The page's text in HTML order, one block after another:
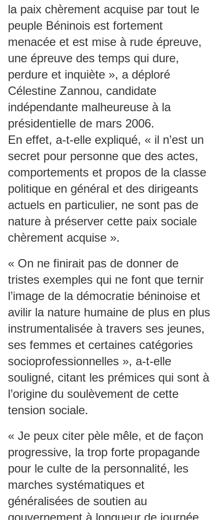
la paix chèrement acquise par tout le
peuple Béninois est fortement
menacée et est mise à rude épreuve,
une épreuve des temps qui dure,
perdure et inquiète », a déploré
Célestine Zannou, candidate
indépendante malheureuse à la
présidentielle de mars 2006.
En effet, a-t-elle expliqué, « il n’est un
secret pour personne que des actes,
comportements et propos de la classe
politique en général et des dirigeants
actuels en particulier, ne sont pas de
nature à préserver cette paix sociale
chèrement acquise ».
« On ne finirait pas de donner de
tristes exemples qui ne font que ternir
l’image de la démocratie béninoise et
avilir la nature humaine de plus en plus
instrumentalisée à travers ses jeunes,
ses femmes et certaines catégories
socioprofessionnelles », a-t-elle
souligné, citant les prémices qui sont à
l’origine du soulèvement de cette
tension sociale.
« Je peux citer pèle mêle, et de façon
progressive, la trop forte propagande
pour le culte de la personnalité, les
marches systématiques et
généralisées de soutien au
gouvernement à longueur de journée,